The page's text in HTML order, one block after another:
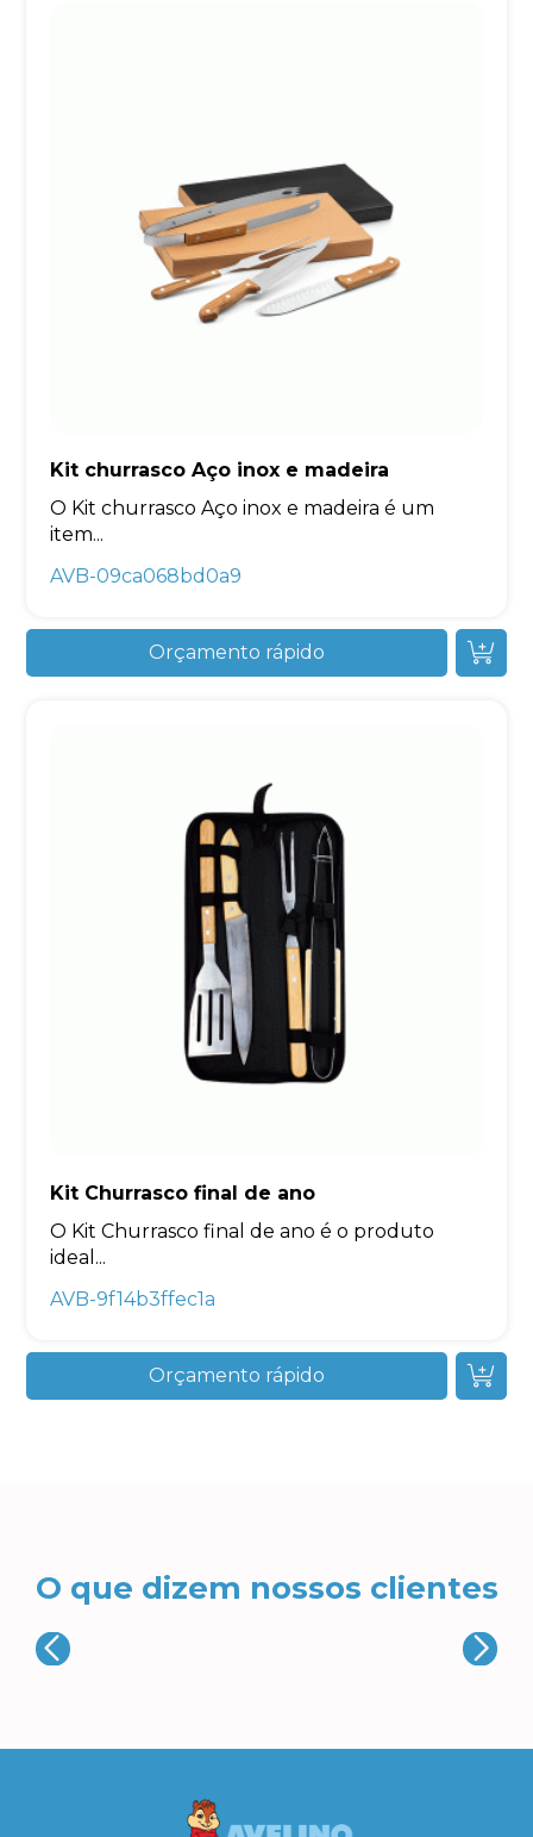
Kit churrasco Aço inox e madeira
O Kit churrasco Aço inox e madeira é um
item...
AVB-09ca068bd0a9
Orçamento rápido
Kit Churrasco final de ano
O Kit Churrasco final de ano é o produto
ideal...
AVB-9f14b3ffec1a
Orçamento rápido
O que dizem nossos clientes